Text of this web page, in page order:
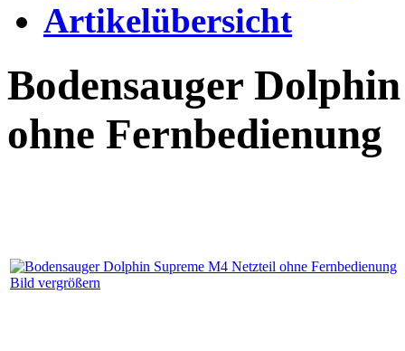
Artikelübersicht
Bodensauger
ohne Fernbedienung
Bild vergrößern